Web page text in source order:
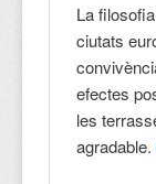
La
ciutats
efectes
les
agradable.